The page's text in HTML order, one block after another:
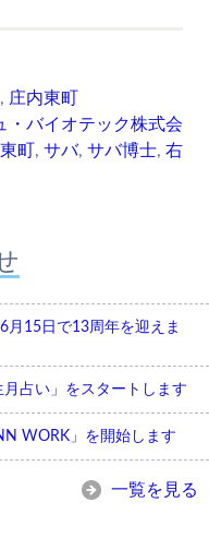
, 庄内東町
・バイオテック株式会
町 , サバ, サバ博士, 右
月15日で13周年を迎えま
月占い」をスタートします
WORK」を開始します
一覧を見る